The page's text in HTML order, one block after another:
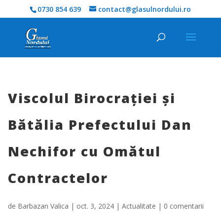
0730 854 639 contact@glasulnordului.ro
Viscolul Birocrației și
Bătălia Prefectului Dan
Nechifor cu Omătul
Contractelor
de Barbazan Valica | oct. 3, 2024| Actualitate | 0 comentarii